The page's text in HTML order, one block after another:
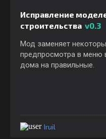
Исправление
строительства v0.3
Мод заменяет
предпросмотра в меню
дома на правильные.
Iruil